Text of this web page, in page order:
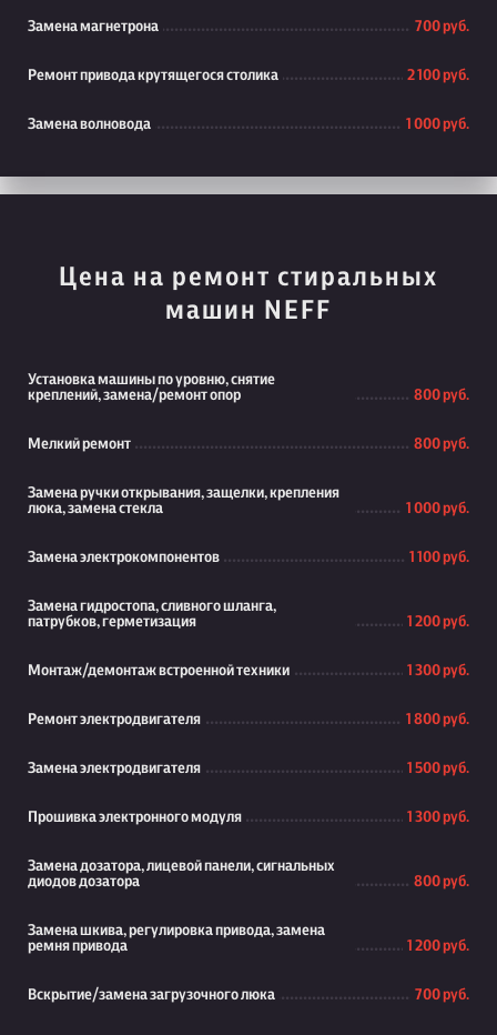
Замена магнетрона 700 руб.
Ремонт привода крутящегося столика 2 100 руб.
Замена волновода 1 000 руб.
Цена на ремонт стиральных
машин NEFF
Установка машины по уровню, снятие
креплений, замена/ремонт опор
800 руб.
Мелкий ремонт 800 руб.
Замена ручки открывания, защелки, крепления
люка, замена стекла
1 000 руб.
Замена электрокомпонентов 1 100 руб.
Замена гидростопа, сливного шланга,
патрубков, герметизация
1 200 руб.
Монтаж/демонтаж встроенной техники 1 300 руб.
Ремонт электродвигателя 1 800 руб.
Замена электродвигателя 1 500 руб.
Прошивка электронного модуля 1 300 руб.
Замена дозатора, лицевой панели, сигнальных
диодов дозатора
800 руб.
Замена шкива, регулировка привода, замена
ремня привода
1 200 руб.
Вскрытие/замена загрузочного люка 700 руб.